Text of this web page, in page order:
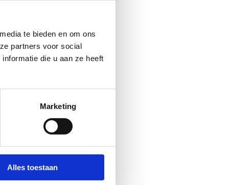
te bieden en om ons
partners voor social
die u aan ze heeft
Marketing
Alles toestaan